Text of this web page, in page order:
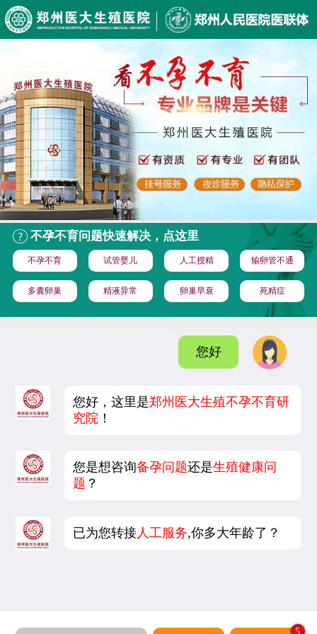
不孕不育问题快速解决，点这里
不孕不育 试管婴儿 人工授精 输卵管不通
多囊卵巢 精液异常 卵巢早衰 死精症
您好
您好，这里是郑州医大生殖不孕不育研
究院 ！
您是想咨询备孕问题还是生殖健康问
题 ？
已为您转接 人工服务,你多大年龄了？
5